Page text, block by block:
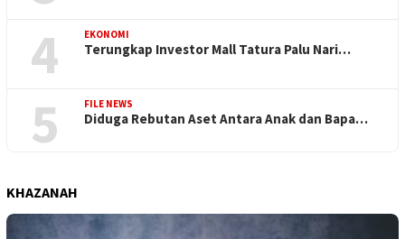
4 EKONOMI
Terungkap Investor Mall Tatura Palu Nari…
5 FILE NEWS
Diduga Rebutan Aset Antara Anak dan Bapa…
KHAZANAH